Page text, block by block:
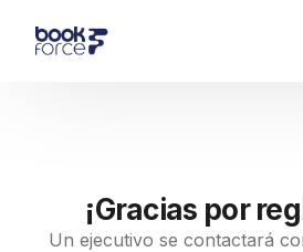
¡Gracias por
Un ejecutivo se contactará